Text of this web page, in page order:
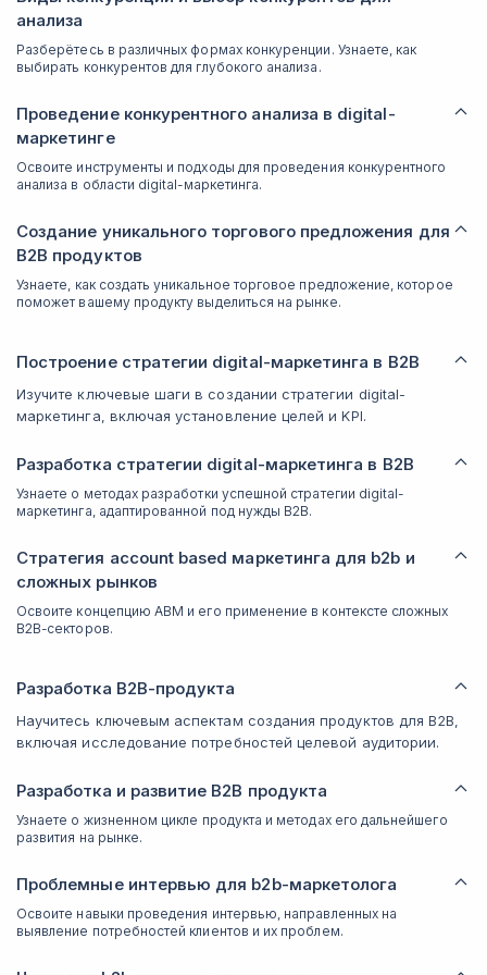
анализа
Разберётесь в различных формах конкуренции. Узнаете, как
выбирать конкурентов для глубокого анализа.
Проведение конкурентного анализа в digital-
маркетинге
Освоите инструменты и подходы для проведения конкурентного
анализа в области digital-маркетинга.
Создание уникального торгового предложения для
B2B продуктов
Узнаете, как создать уникальное торговое предложение, которое
поможет вашему продукту выделиться на рынке.
Построение стратегии digital-маркетинга в B2B
Изучите ключевые шаги в создании стратегии digital-
маркетинга, включая установление целей и KPI.
Разработка стратегии digital-маркетинга в B2B
Узнаете о методах разработки успешной стратегии digital-
маркетинга, адаптированной под нужды B2B.
Стратегия account based маркетинга для b2b и
сложных рынков
Освоите концепцию ABM и его применение в контексте сложных
B2B-секторов.
Разработка B2B-продукта
Научитесь ключевым аспектам создания продуктов для B2B,
включая исследование потребностей целевой аудитории.
Разработка и развитие B2B продукта
Узнаете о жизненном цикле продукта и методах его дальнейшего
развития на рынке.
Проблемные интервью для b2b-маркетолога
Освоите навыки проведения интервью, направленных на
выявление потребностей клиентов и их проблем.